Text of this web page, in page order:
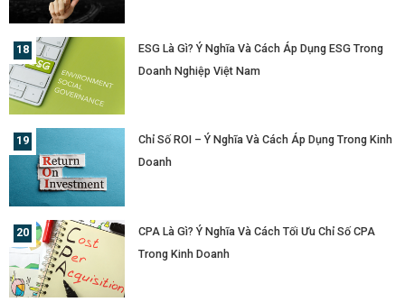
ESG Là Gì? Ý Nghĩa Và Cách Áp Dụng ESG Trong
Doanh Nghiệp Việt Nam
Chỉ Số ROI – Ý Nghĩa Và Cách Áp Dụng Trong Kinh
Doanh
CPA Là Gì? Ý Nghĩa Và Cách Tối Ưu Chỉ Số CPA
Trong Kinh Doanh